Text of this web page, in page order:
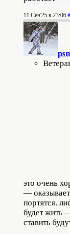
11 Сен'25 в 23:06
это очень
—
портятся.
будет жить
ставить